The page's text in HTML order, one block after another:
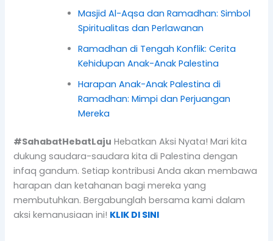
Masjid Al-Aqsa dan Ramadhan: Simbol
Spiritualitas dan Perlawanan
Ramadhan di Tengah Konflik: Cerita
Kehidupan Anak-Anak Palestina
Harapan Anak-Anak Palestina di
Ramadhan: Mimpi dan Perjuangan
Mereka
#SahabatHebatLaju Hebatkan Aksi Nyata! Mari kita
dukung saudara-saudara kita di Palestina dengan
infaq gandum. Setiap kontribusi Anda akan membawa
harapan dan ketahanan bagi mereka yang
membutuhkan. Bergabunglah bersama kami dalam
aksi kemanusiaan ini! KLIK DI SINI